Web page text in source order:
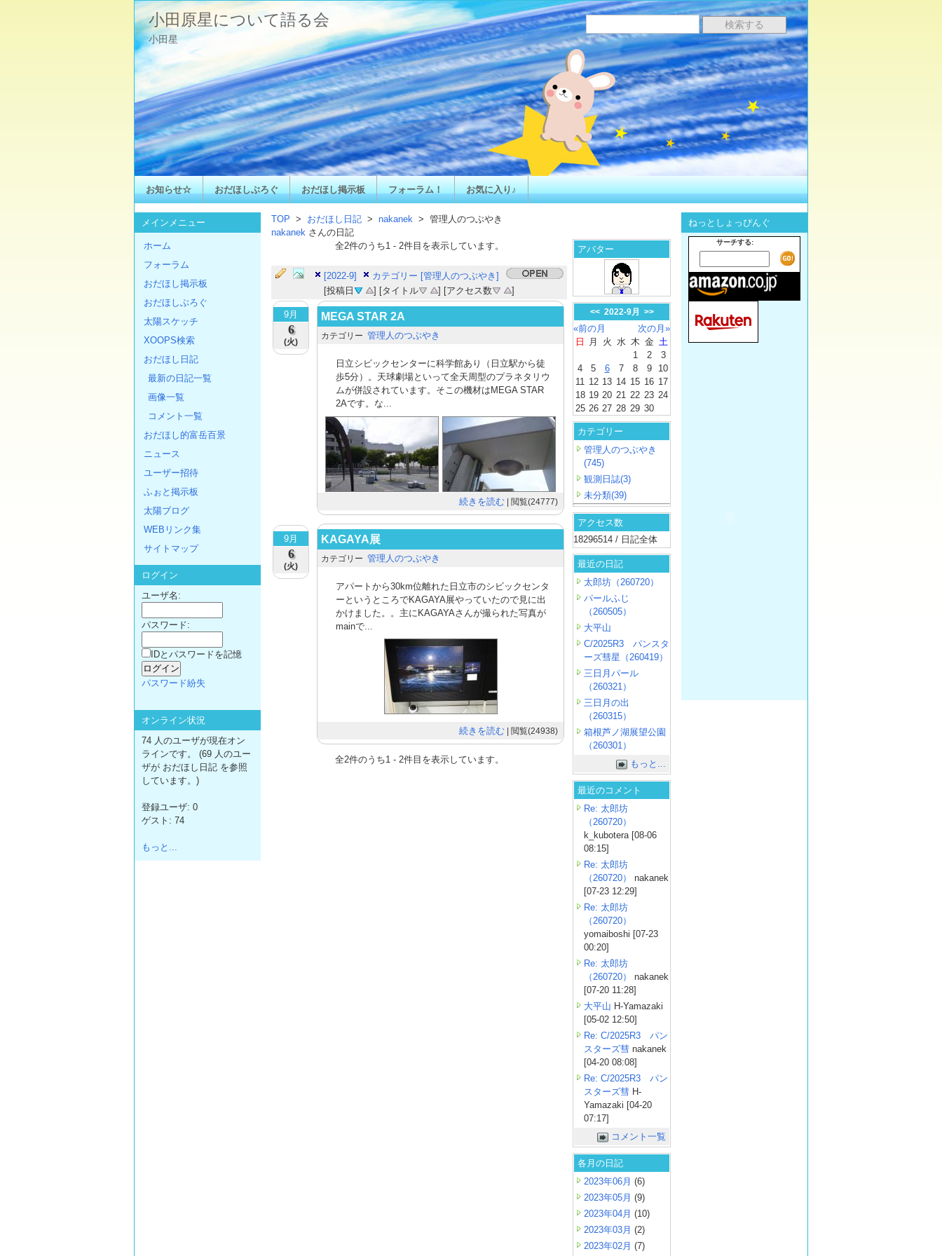
小田原星について語る会
小田星
お知らせ☆ おだほしぶろぐ おだほし掲示板 フォーラム！ お気に入り♪
TOP > おだほし日記 > nakanek > 管理人のつぶやき
nakanek さんの日記
全2件のうち1- 2件目を表示しています。
[2022-9]
カテゴリー [管理人のつぶやき]
[投稿日
] [タイトル ] [アクセス数 ]
9月
6
(火)
MEGA STAR 2A
カテゴリー 管理人のつぶやき
日立シビックセンターに科学館あり（日立駅から徒
歩5分）。天球劇場といって全天周型のプラネタリウ
ムが併設されています。そこの機材はMEGA STAR
2Aです。な...
続きを読む | 閲覧(24777)
9月
6
(火)
KAGAYA展
カテゴリー 管理人のつぶやき
アパートから30km位離れた日立市のシビックセンタ
ーというところでKAGAYA展やっていたので見に出
かけました。。主にKAGAYAさんが撮られた写真が
mainで...
続きを読む | 閲覧(24938)
全2件のうち1- 2件目を表示しています。
アバター
<< 2022-9月 >>
«前の月
次の月»
日
月 火 水 木 金 土
1
2
3
4
5 6 7 8 9
10
11 12 13 14 15 16 17
18 19 20 21 22 23 24
25 26 27 28 29 30
カテゴリー
管理人のつぶやき
(745)
観測日誌(3)
未分類(39)
アクセス数
18296514 / 日記全体
最近の日記
太郎坊（260720）
パールふじ
（260505）
大平山
C/2025R3 パンスタ
ーズ彗星（260419）
三日月パール
（260321）
三日月の出
（260315）
箱根芦ノ湖展望公園
（260301）
もっと...
最近のコメント
Re: 太郎坊
（260720）
k_kubotera [08-06
08:15]
Re: 太郎坊
（260720）
nakanek
[07-23 12:29]
Re: 太郎坊
（260720）
yomaiboshi [07-23
00:20]
Re: 太郎坊
（260720）
nakanek
[07-20 11:28]
大平山 H-Yamazaki
[05-02 12:50]
Re: C/2025R3 パン
スターズ彗 nakanek
[04-20 08:08]
Re: C/2025R3 パン
スターズ彗 H-
Yamazaki [04-20
07:17]
コメント一覧
各月の日記
2023年06月 (6)
2023年05月 (9)
2023年04月 (10)
2023年03月 (2)
2023年02月 (7)
メインメニュー
ホーム
フォーラム
おだほし掲示板
おだほしぶろぐ
太陽スケッチ
XOOPS検索
おだほし日記
最新の日記一覧
画像一覧
コメント一覧
おだほし的富岳百景
ニュース
ユーザー招待
ふぉと掲示板
太陽ブログ
WEBリンク集
サイトマップ
ログイン
ユーザ名:
パスワード:
IDとパスワードを記憶
パスワード紛失
オンライン状況
74 人のユーザが現在オン
ラインです。 (69 人のユー
ザが おだほし日記 を参照
しています。)
登録ユーザ: 0
ゲスト: 74
もっと...
ねっとしょっぴんぐ
サーチする: